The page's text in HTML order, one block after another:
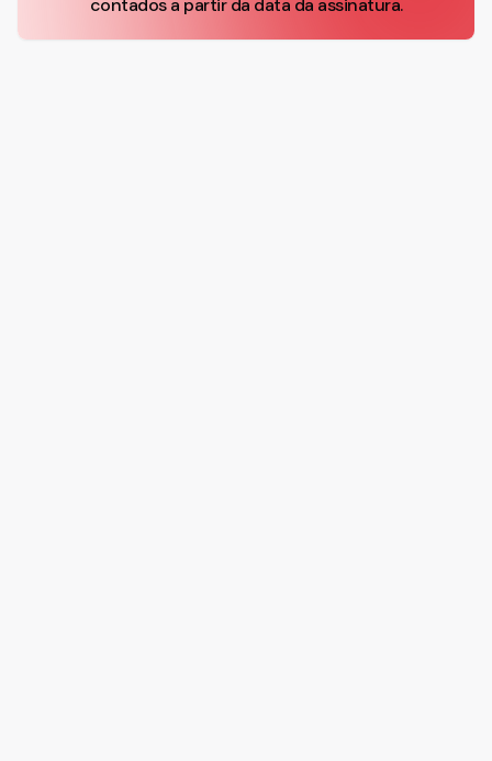
contados a partir da data da assinatura.